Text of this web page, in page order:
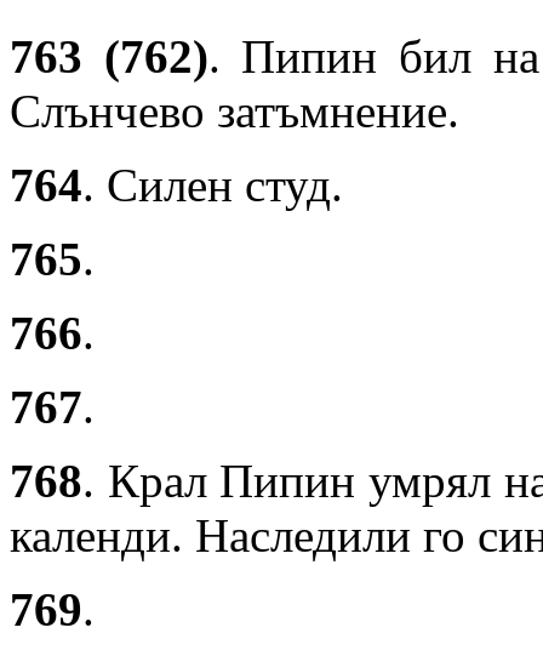
763 (762). Пипин бил
Слънчево затъмнение.
764. Силен студ.
765.
766.
767.
768. Крал Пипин умрял
календи. Наследили го
769.